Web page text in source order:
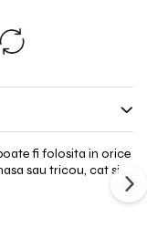
fi folosita in orice
sau tricou, cat si